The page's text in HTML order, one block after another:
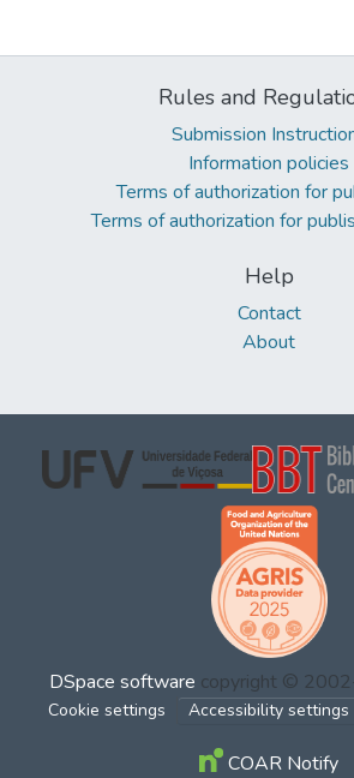
Rules and
Submission
Information policies
Terms of authorization for
Terms of authorization for
Help
Contact
About
DSpace software copyright ©
Cookie settings Accessibility settings
COAR Notify